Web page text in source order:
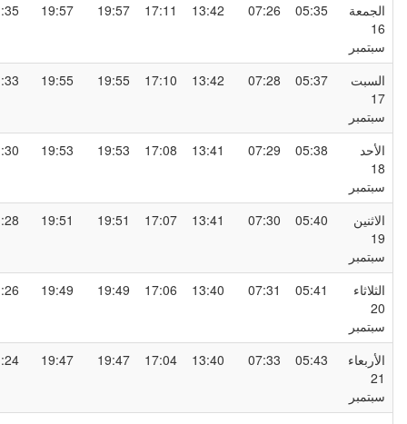
05:35
07:26
13:42
17:11
19:57
19:57
21:35
05:37
07:28
13:42
17:10
19:55
19:55
21:33
05:38
07:29
13:41
17:08
19:53
19:53
21:30
05:40
07:30
13:41
17:07
19:51
19:51
21:28
05:41
07:31
13:40
17:06
19:49
19:49
21:26
05:43
07:33
13:40
17:04
19:47
19:47
21:24